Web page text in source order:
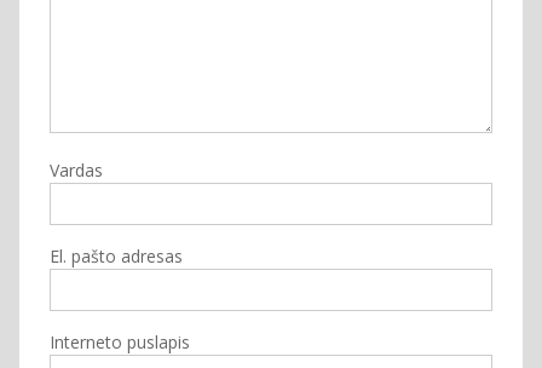
Vardas
El. pašto adresas
Interneto puslapis